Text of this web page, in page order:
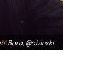
Bara, @alvinxki.